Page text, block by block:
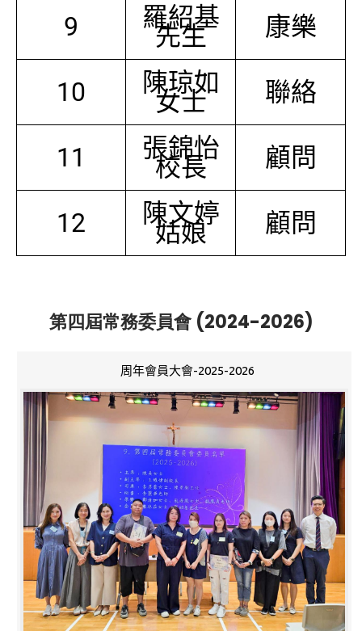
9 羅紹基
先生 康樂
10 陳琼如
女士 聯絡
11 張錦怡
校長 顧問
12 陳文婷
姑娘 顧問
第四屆常務委員會 (2024-2026)
周年會員大會-2025-2026